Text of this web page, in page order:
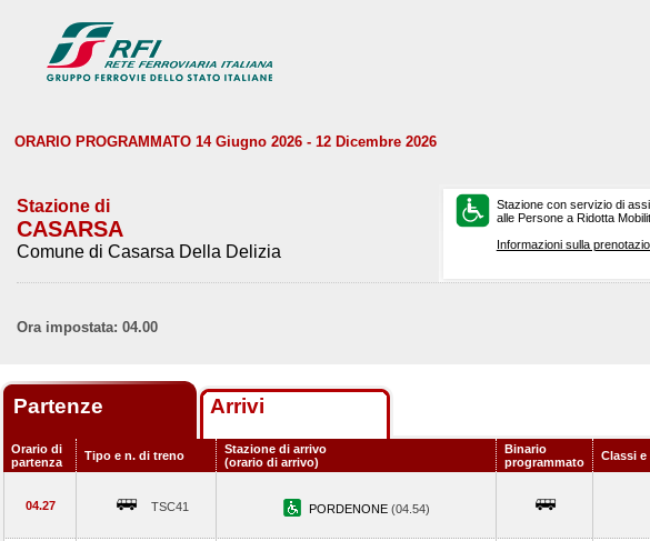
ORARIO PROGRAMMATO 14 Giugno 2026 - 12 Dicembre 2026
Stazione di
CASARSA
Comune di Casarsa Della Delizia
Stazione con servizio di
alle Persone a Ridotta
Informazioni sulla
Ora impostata: 04.00
Partenze Arrivi
Orario di
partenza
Tipo e n. di treno
Stazione di arrivo
(orario di arrivo)
Binario
programmato
Classi
04.27 TSC41 PORDENONE (04.54)